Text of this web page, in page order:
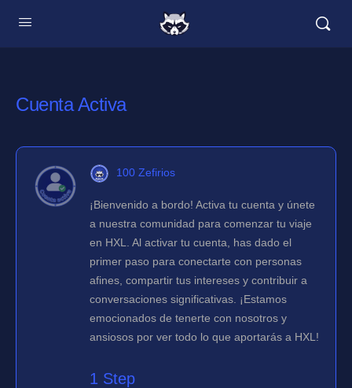
Cuenta Activa
100 Zefirios
¡Bienvenido a bordo! Activa tu cuenta y únete
a nuestra comunidad para comenzar tu viaje
en HXL. Al activar tu cuenta, has dado el
primer paso para conectarte con personas
afines, compartir tus intereses y contribuir a
conversaciones significativas. ¡Estamos
emocionados de tenerte con nosotros y
ansiosos por ver todo lo que aportarás a HXL!
1 Step